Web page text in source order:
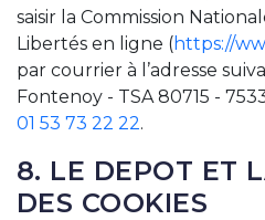
saisir la Commission
Libertés en ligne (https://
par courrier à l’adresse
Fontenoy - TSA 80715 -
01 53 73 22 22.
8. LE DEPOT ET
DES COOKIES